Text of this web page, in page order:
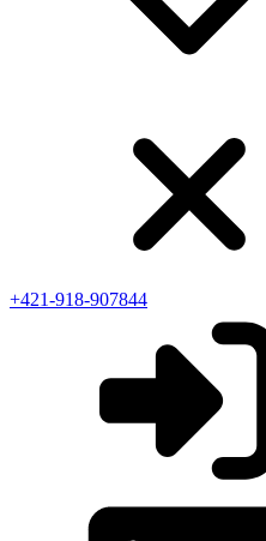
+421-918-907844